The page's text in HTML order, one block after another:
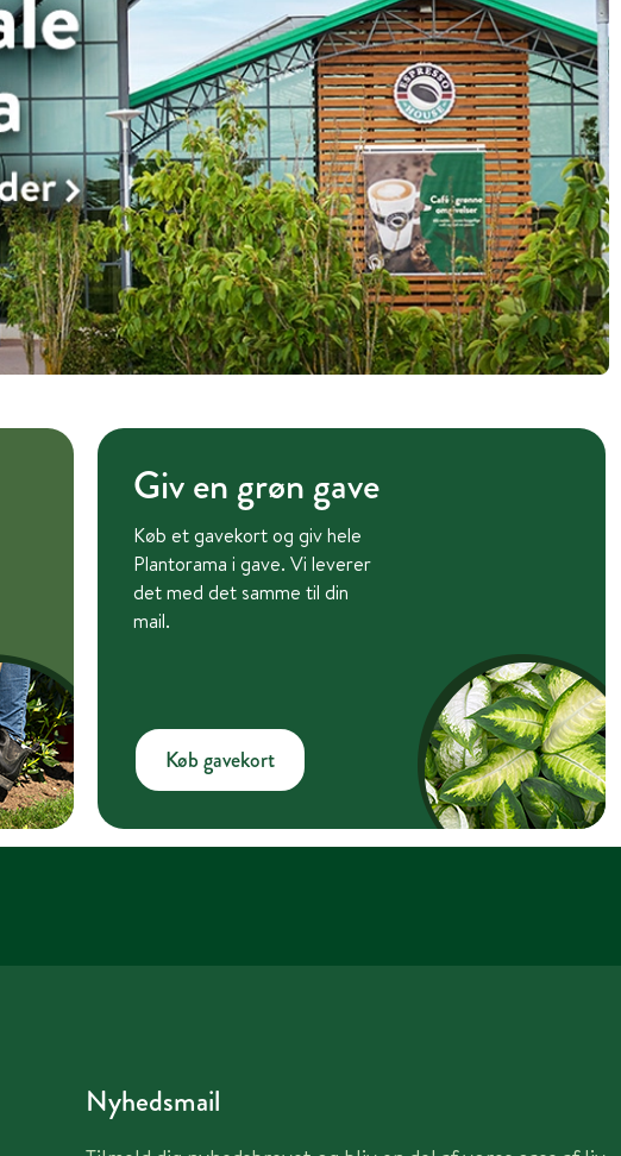
Giv en grøn gave
Køb et gavekort og giv hele
Plantorama i gave. Vi leverer
det med det samme til din
mail.
Køb gavekort
Nyhedsmail